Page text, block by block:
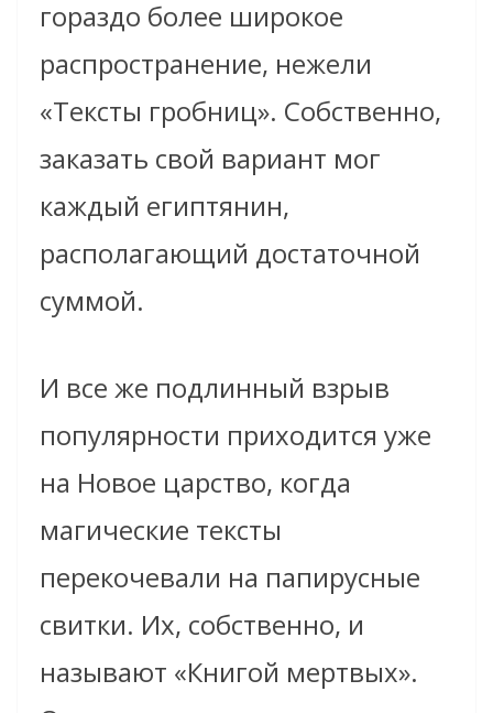
гораздо более широкое
распространение, нежели
«Тексты гробниц». Собственно,
заказать свой вариант мог
каждый египтянин,
располагающий достаточной
суммой.
И все же подлинный взрыв
популярности приходится уже
на Новое царство, когда
магические тексты
перекочевали на папирусные
свитки. Их, собственно, и
называют «Книгой мертвых».